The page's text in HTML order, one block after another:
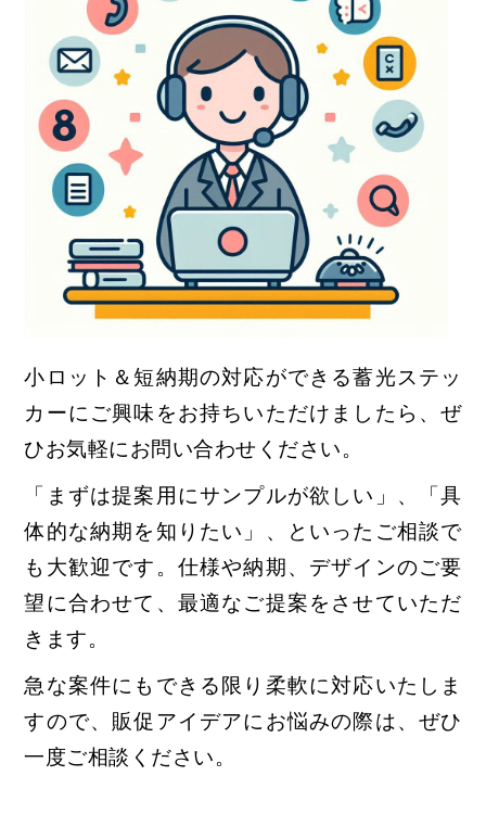
小ロット＆短納期の対応ができる蓄光ステッ
カーにご興味をお持ちいただけましたら、ぜ
ひお気軽にお問い合わせください。
「まずは提案用にサンプルが欲しい」、「具
体的な納期を知りたい」、といったご相談で
も大歓迎です。 仕様や納期、デザインのご要
望に合わせて、最適なご提案をさせていただ
きます。
急な案件にもできる限り柔軟に対応いたしま
すので、 販促アイデアにお悩みの際は、ぜひ
一度ご相談ください。